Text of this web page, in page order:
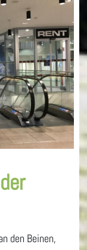
den Beinen,